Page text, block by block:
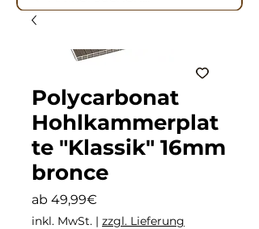
Polycarbonat
Hohlkammerplat
te "Klassik" 16mm
bronce
ab 49,99€
Preis
inkl. MwSt. | zzgl. Lieferung